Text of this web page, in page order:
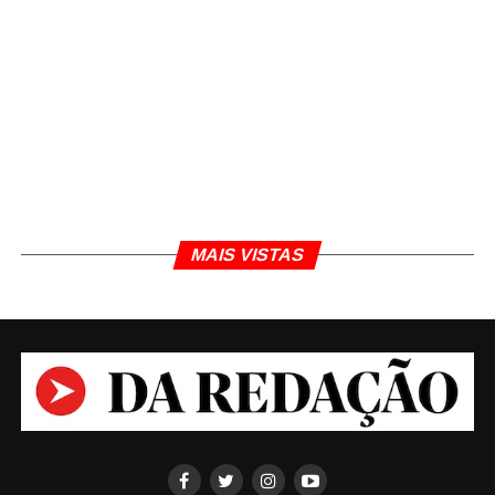
MAIS VISTAS